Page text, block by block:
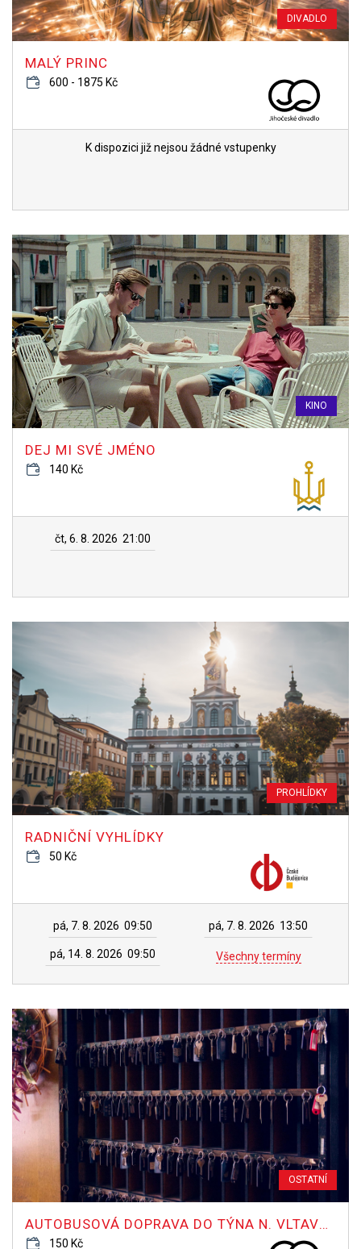
DIVADLO
MALÝ PRINC
600 - 1875 Kč
K dispozici již nejsou žádné vstupenky
KINO
DEJ MI SVÉ JMÉNO
140 Kč
čt, 6. 8. 2026 21:00
PROHLÍDKY
RADNIČNÍ VYHLÍDKY
50 Kč
pá, 7. 8. 2026 09:50 pá, 7. 8. 2026 13:50
pá, 14. 8. 2026 09:50 Všechny termíny
OSTATNÍ
AUTOBUSOVÁ DOPRAVA DO TÝNA N. VLTAVOU NA HOTEL FATIGUE
150 Kč